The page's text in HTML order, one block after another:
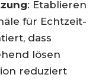
: Etablieren
für Echtzeit-
dass
lösen
reduziert